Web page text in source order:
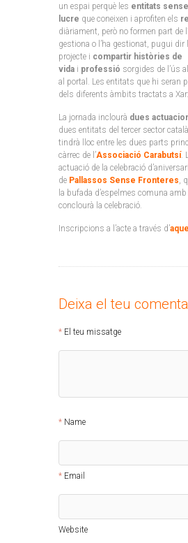
un espai perquè les entitats
lucre que coneixen i aprofiten els
diàriament, però no formen part de
gestiona o l’ha gestionat, pugui dir
projecte i compartir històries de
vida i professió sorgides de l’ús
al portal. Les entitats que hi seran
dels diferents àmbits tractats a
La jornada inclourà dues
dues entitats del tercer sector
tindrà lloc entre les dues parts
càrrec de l’Associació Carabutsí.
actuació de la celebració
de Pallassos Sense Fronteres,
la bufada d’espelmes comuna
conclourà la celebració.
Inscripcions a l’acte a través d’
Deixa el teu
El teu missatge
Name
Email
Website